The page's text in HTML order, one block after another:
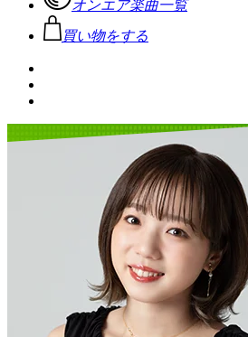
オンエア楽曲一覧
買い物をする